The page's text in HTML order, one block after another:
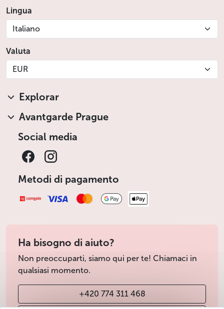
Lingua
Italiano
Valuta
EUR
Explorar
Avantgarde Prague
Social media
Metodi di pagamento
Ha bisogno di aiuto?
Non preoccuparti, siamo qui per te! Chiamaci in
qualsiasi momento.
+420 774 311 468